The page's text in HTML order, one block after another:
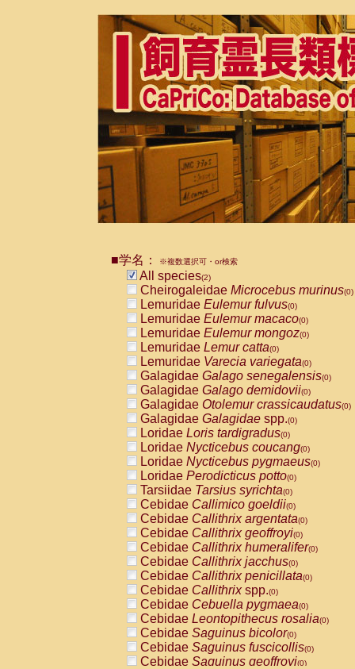
■学名： ※複数選択可・or検索
All species(2)
Cheirogaleidae Microcebus murinus(0)
Lemuridae Eulemur fulvus(0)
Lemuridae Eulemur macaco(0)
Lemuridae Eulemur mongoz(0)
Lemuridae Lemur catta(0)
Lemuridae Varecia variegata(0)
Galagidae Galago senegalensis(0)
Galagidae Galago demidovii(0)
Galagidae Otolemur crassicaudatus(0)
Galagidae Galagidae spp.(0)
Loridae Loris tardigradus(0)
Loridae Nycticebus coucang(0)
Loridae Nycticebus pygmaeus(0)
Loridae Perodicticus potto(0)
Tarsiidae Tarsius syrichta(0)
Cebidae Callimico goeldii(0)
Cebidae Callithrix argentata(0)
Cebidae Callithrix geoffroyi(0)
Cebidae Callithrix humeralifer(0)
Cebidae Callithrix jacchus(0)
Cebidae Callithrix penicillata(0)
Cebidae Callithrixspp.(0)
Cebidae Cebuella pygmaea(0)
Cebidae Leontopithecus rosalia(0)
Cebidae Saguinus bicolor(0)
Cebidae Saguinus fuscicollis(0)
Cebidae Saguinus geoffroyi(0)